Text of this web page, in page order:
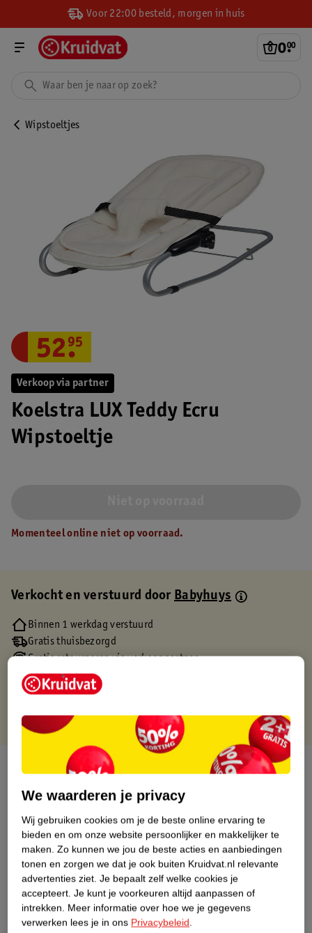
Voor 22:00 besteld, morgen in huis
0.
00
Wipstoeltjes
Verkoop via partner
Koelstra LUX Teddy Ecru
Wipstoeltje
52.
95
Momenteel online niet op voorraad.
Verkocht en verstuurd doorBabyhuys
Binnen 1 werkdag verstuurd
Gratis thuisbezorgd
Gratis retourneren via verkooppartner.
Gratis punten met je Kruidvat kaart
Over dit product
Productinformatie
Nature Impact Score
Dit product heeft (nog) geen Nature
Impact Score.
Meer informatie
We waarderen je privacy
Wij gebruiken cookies om je de beste online ervaring te
bieden en om onze website persoonlijker en makkelijker te
maken. Zo kunnen we jou de beste acties en aanbiedingen
tonen en zorgen we dat je ook buiten Kruidvat.nl relevante
advertenties ziet. Je bepaalt zelf welke cookies je
accepteert. Je kunt je voorkeuren altijd aanpassen of
intrekken. Meer informatie over hoe we je gegevens
verwerken lees je in ons Privacybeleid.